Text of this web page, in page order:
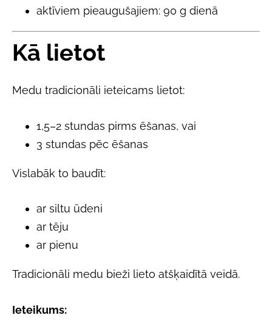
aktīviem pieaugušajiem: 90 g dienā
Kā lietot
Medu tradicionāli ieteicams lietot:
1,5–2 stundas pirms ēšanas, vai
3 stundas pēc ēšanas
Vislabāk to baudīt:
ar siltu ūdeni
ar tēju
ar pienu
Tradicionāli medu bieži lieto atšķaidītā veidā.
Ieteikums: